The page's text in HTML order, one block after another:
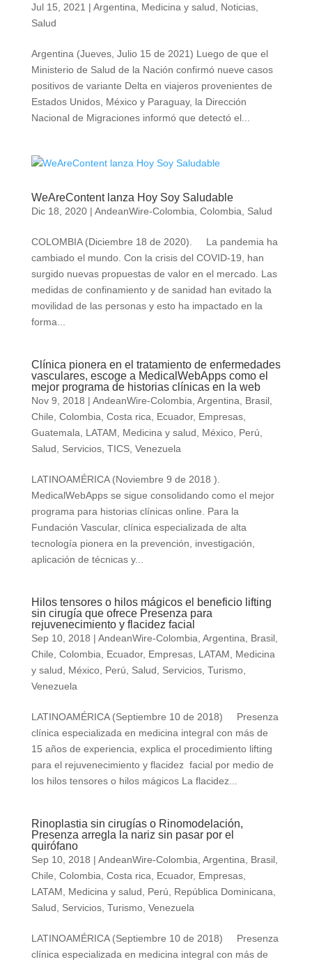
Jul 15, 2021 | Argentina Medicina y salud Noticias,
Salud
Argentina (Jueves, Julio 15 de 2021) Luego de que el
Ministerio de Salud de la Nación confirmó nueve casos
positivos de variante Delta en viajeros provenientes de
Estados Unidos, México y Paraguay, la Dirección
Nacional de Migraciones informó que detectó el...
WeAreContent lanza Hoy Soy Saludable
Dic 18, 2020| AndeanWire-Colombia Colombia Salud
COLOMBIA (Diciembre 18 de 2020). La pandemia ha
cambiado el mundo. Con la crisis del COVID-19, han
surgido nuevas propuestas de valor en el mercado. Las
medidas de confinamiento y de sanidad han evitado la
movilidad de las personas y esto ha impactado en la
forma...
Clínica pionera en el tratamiento de enfermedades
vasculares, escoge a MedicalWebApps como el
mejor programa de historias clínicas en la web
Nov 9, 2018 | AndeanWire-Colombia Argentina Brasil,
Chile Colombia Costa rica Ecuador, Empresas,
Guatemala
LATAM Medicina y salud México, Perú
Salud
Servicios, TICS, Venezuela
LATINOAMÉRICA (Noviembre 9 de 2018 ).
MedicalWebApps se sigue consolidando como el mejor
programa para historias clínicas online. Para la
Fundación Vascular, clínica especializada de alta
tecnología pionera en la prevención, investigación,
aplicación de técnicas y...
Hilos tensores o hilos mágicos el beneficio lifting
sin cirugía que ofrece Presenza para
rejuvenecimiento y flacidez facial
Sep 10, 2018 | AndeanWire-Colombia Argentina Brasil,
Chile Colombia Ecuador, Empresas, LATAM
Medicina
y salud
México, Perú Salud Servicios, Turismo,
Venezuela
LATINOAMÉRICA (Septiembre 10 de 2018) Presenza
clínica especializada en medicina integral con más de
15 años de experiencia, explica el procedimiento lifting
para el rejuvenecimiento y flacidez facial por medio de
los hilos tensores o hilos mágicos La flacidez...
Rinoplastia sin cirugías o Rinomodelación,
Presenza arregla la nariz sin pasar por el
quirófano
Sep 10, 2018 | AndeanWire-Colombia Argentina Brasil,
Chile Colombia Costa rica Ecuador, Empresas,
LATAM
Medicina y salud Perú República Dominicana
Salud
Servicios, Turismo, Venezuela
LATINOAMÉRICA (Septiembre 10 de 2018) Presenza
clínica especializada en medicina integral con más de